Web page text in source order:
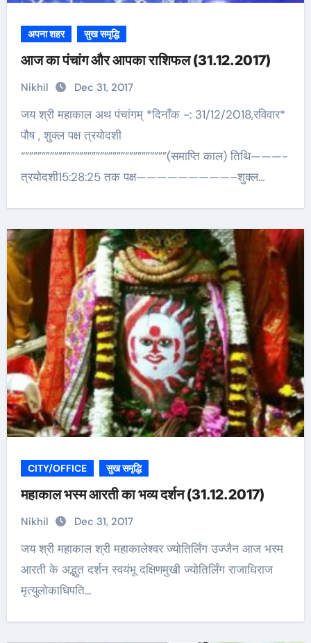
अपना शहर सुख समृद्धि
आज का पंचांग और आपका राशिफल (31.12.2017)
Nikhil Dec 31, 2017
जय श्री महाकाल अथ पंचांगम् *दिनाँक -: 31/12/2018,रविवार*
पौष , शुक्ल पक्ष त्रयोदशी
“””””””””””””””””””””””””””””””””””(समाप्ति काल) तिथि———-
त्रयोदशी15:28:25 तक पक्ष—————————–शुक्ल…
CITY/OFFICE सुख समृद्धि
महाकाल भस्म आरती का भव्य दर्शन (31.12.2017)
Nikhil Dec 31, 2017
जय श्री महाकाल श्री महाकालेश्वर ज्योतिर्लिंग उज्जैन आज भस्म
आरती के अद्भुत दर्शन स्वयंभू दक्षिणमुखी ज्योतिर्लिंग राजाधिराज
मृत्युलोकाधिपति…